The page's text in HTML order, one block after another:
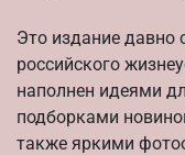
Это издание давно
российского
наполнен идеями
подборками
также яркими